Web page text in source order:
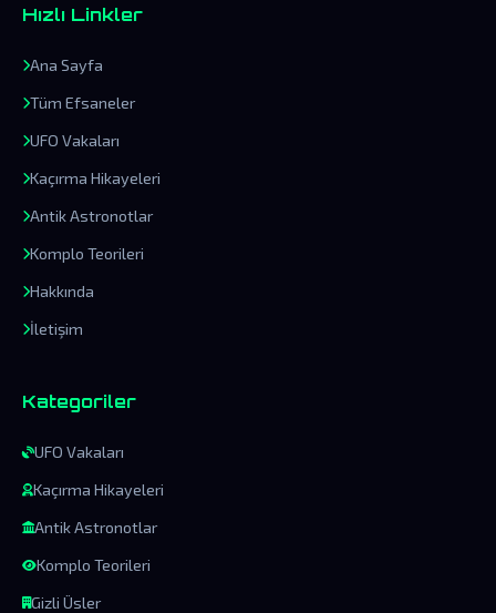
Hızlı Linkler
Ana Sayfa
Tüm Efsaneler
UFO Vakaları
Kaçırma Hikayeleri
Antik Astronotlar
Komplo Teorileri
Hakkında
İletişim
Kategoriler
UFO Vakaları
Kaçırma Hikayeleri
Antik Astronotlar
Komplo Teorileri
Gizli Üsler